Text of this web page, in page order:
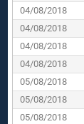
04/08/2018
04/08/2018
04/08/2018
04/08/2018
05/08/2018
05/08/2018
05/08/2018